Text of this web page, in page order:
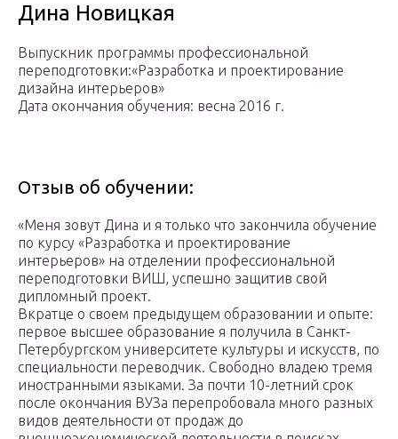
Дина Новицкая
Выпускник программы профессиональной
переподготовки:«Разработка и проектирование
дизайна интерьеров»
Дата окончания обучения: весна 2016 г.
Отзыв об обучении:
«Меня зовут Дина и я только что закончила обучение
по курсу «Разработка и проектирование
интерьеров» на отделении профессиональной
переподготовки ВИШ, успешно защитив свой
дипломный проект.
Вкратце о своем предыдущем образовании и опыте:
первое высшее образование я получила в Санкт-
Петербургском университете культуры и искусств, по
специальности переводчик. Свободно владею тремя
иностранными языками. За почти 10-летний срок
после окончания ВУЗа перепробовала много разных
видов деятельности от продаж до